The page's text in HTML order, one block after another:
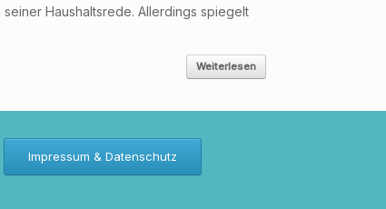
Haushaltsrede. Allerdings spiegelt
Weiterlesen
Impressum & Datenschutz